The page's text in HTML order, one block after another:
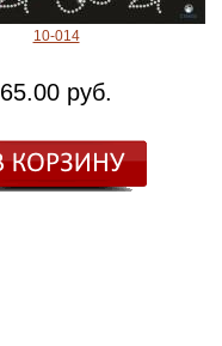
10-014
65.00 руб.